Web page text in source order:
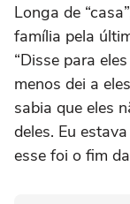
Longa de
família pela
“Disse para
menos dei a
sabia que eles
deles. Eu
esse foi o fim